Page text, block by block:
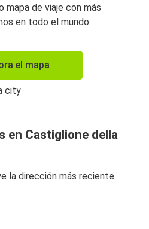
mapa de viaje con más
en todo el mundo.
el mapa
en Castiglione della
la dirección más reciente.